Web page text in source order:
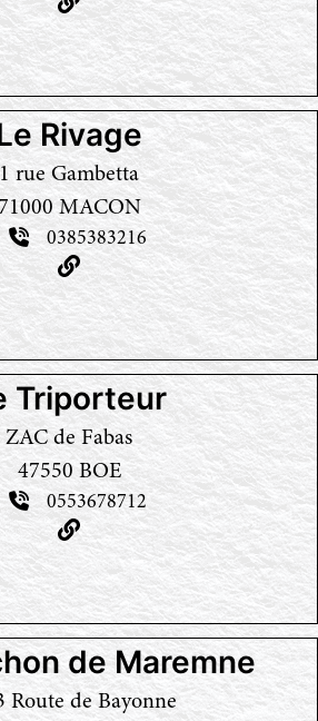
Rivage
1 rue Gambetta
71000 MACON
0385383216
Triporteur
ZAC de Fabas
47550 BOE
0553678712
de Maremne
Route de Bayonne